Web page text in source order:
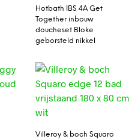
Hotbath IBS 4A Get
Together inbouw
doucheset Bloke
geborsteld nikkel
Villeroy & boch Squaro